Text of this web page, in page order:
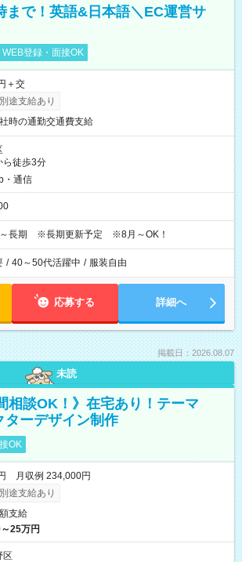
まで！英語&日本語＼EC運営サ
WEB登録・面接OK
＋交
途支給あり
時の通勤交通費支給
ら徒歩3分
・通信
長期 ※長期更新予定 ※8月～OK！
/ 40～50代活躍中 / 服装自由
応募する 詳細へ
掲載日：2026.08.07
未読
相談OK！》在宅あり！テーマ
ターデザイン制作
OK
月収例 234,000円
途支給あり
支給
25万円
区